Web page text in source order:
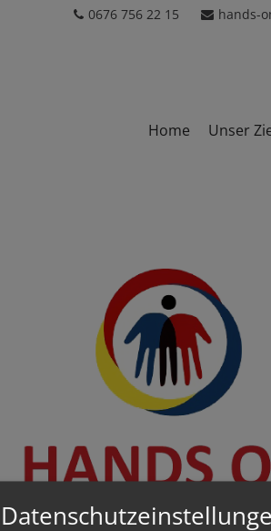
0676 756 22 15 hands-
Home Unser